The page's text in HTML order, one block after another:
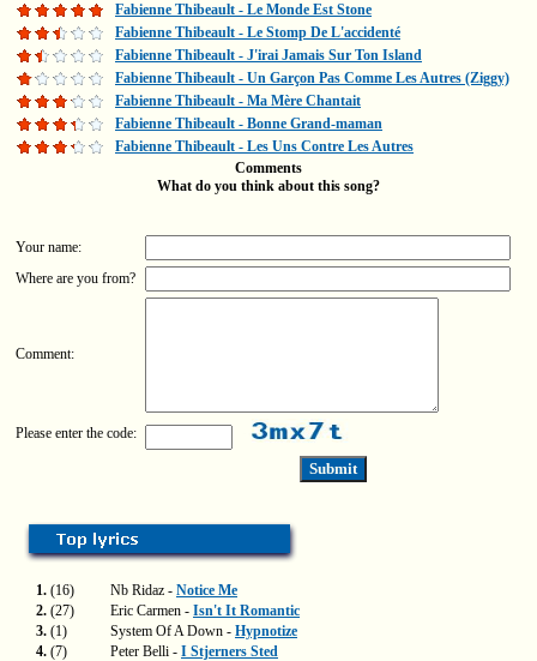
Fabienne Thibeault - Le Monde Est Stone
Fabienne Thibeault - Le Stomp De L'accidenté
Fabienne Thibeault - J'irai Jamais Sur Ton Island
Fabienne Thibeault - Un Garçon Pas Comme Les Autres (Ziggy)
Fabienne Thibeault - Ma Mère Chantait
Fabienne Thibeault - Bonne Grand-maman
Fabienne Thibeault - Les Uns Contre Les Autres
Comments
What do you think about this song?
Your name:
Where are you from?
Comment:
Please enter the code:
1. (16) Nb Ridaz - Notice Me
2. (27) Eric Carmen - Isn't It Romantic
3. (1) System Of A Down - Hypnotize
4. (7) Peter Belli - I Stjerners Sted